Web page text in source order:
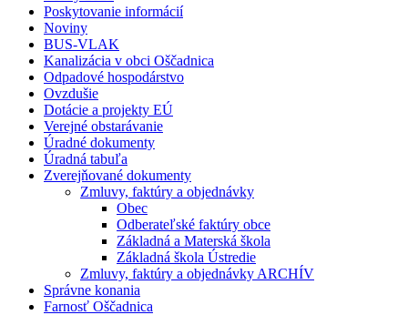
Poskytovanie informácií
Noviny
BUS-VLAK
Kanalizácia v obci Oščadnica
Odpadové hospodárstvo
Ovzdušie
Dotácie a projekty EÚ
Verejné obstarávanie
Úradné dokumenty
Úradná tabuľa
Zverejňované dokumenty
Zmluvy, faktúry a objednávky
Obec
Odberateľské faktúry obce
Základná a Materská škola
Základná škola Ústredie
Zmluvy, faktúry a objednávky ARCHÍV
Správne konania
Farnosť Oščadnica